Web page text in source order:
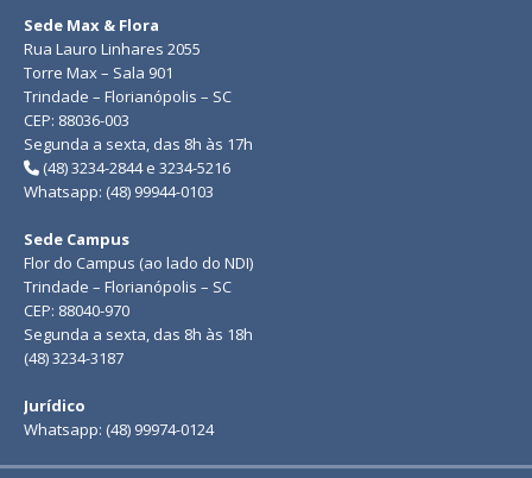
Sede Max & Flora
Rua Lauro Linhares 2055
Torre Max – Sala 901
Trindade – Florianópolis – SC
CEP: 88036-003
Segunda a sexta, das 8h às 17h
(48) 3234-2844 e 3234-5216
Whatsapp: (48) 99944-0103
Sede Campus
Flor do Campus (ao lado do NDI)
Trindade – Florianópolis – SC
CEP: 88040-970
Segunda a sexta, das 8h às 18h
(48) 3234-3187
Jurídico
Whatsapp: (48) 99974-0124